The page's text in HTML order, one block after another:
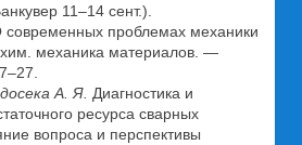
11–14 сент.).
современных проблемах механики
механика материалов. —
А. Я. Диагностика и
ресурса сварных
вопроса и перспективы